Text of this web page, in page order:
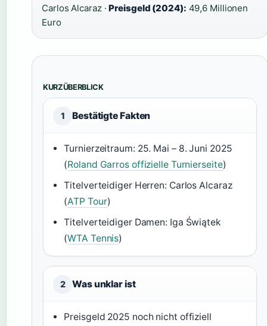
Carlos Alcaraz ·Preisgeld (2024): 49,6 Millionen
Euro
KURZÜBERBLICK
1 Bestätigte Fakten
Turnierzeitraum: 25. Mai – 8. Juni 2025
(Roland Garros offizielle Turnierseite)
Titelverteidiger Herren: Carlos Alcaraz
(ATP Tour)
Titelverteidiger Damen: Iga Świątek
(WTA Tennis)
2 Was unklar ist
Preisgeld 2025 noch nicht offiziell